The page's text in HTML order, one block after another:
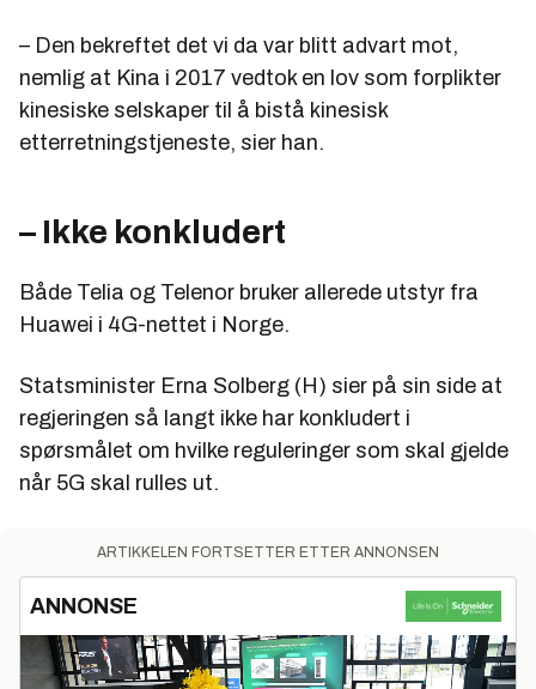
– Den bekreftet det vi da var blitt advart mot,
nemlig at Kina i 2017 vedtok en lov som forplikter
kinesiske selskaper til å bistå kinesisk
etterretningstjeneste, sier han.
– Ikke konkludert
Både Telia og Telenor bruker allerede utstyr fra
Huawei i 4G-nettet i Norge.
Statsminister Erna Solberg (H) sier på sin side at
regjeringen så langt ikke har konkludert i
spørsmålet om hvilke reguleringer som skal gjelde
når 5G skal rulles ut.
ARTIKKELEN FORTSETTER ETTER ANNONSEN
ANNONSE